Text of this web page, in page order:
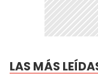
LAS MÁS